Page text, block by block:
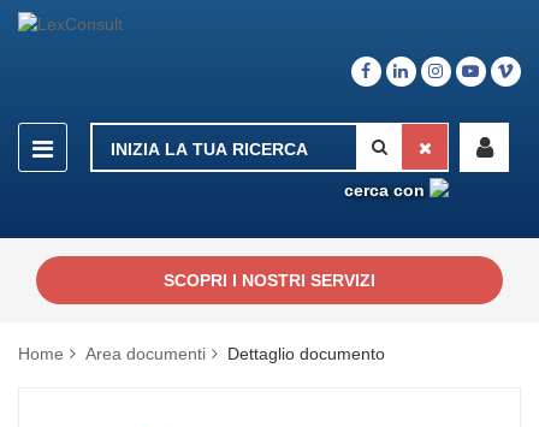
cerca con
SCOPRI I NOSTRI SERVIZI
Home Area documenti Dettaglio documento